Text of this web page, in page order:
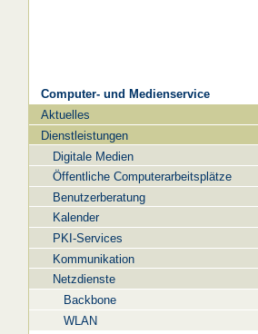
Computer- und Medienservice
Navigation
Aktuelles
Dienstleistungen
Digitale Medien
Öffentliche Computerarbeitsplätze
Benutzerberatung
Kalender
PKI-Services
Kommunikation
Netzdienste
Backbone
WLAN